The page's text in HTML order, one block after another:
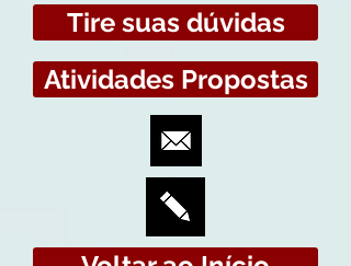
Tire suas dúvidas
Atividades Propostas